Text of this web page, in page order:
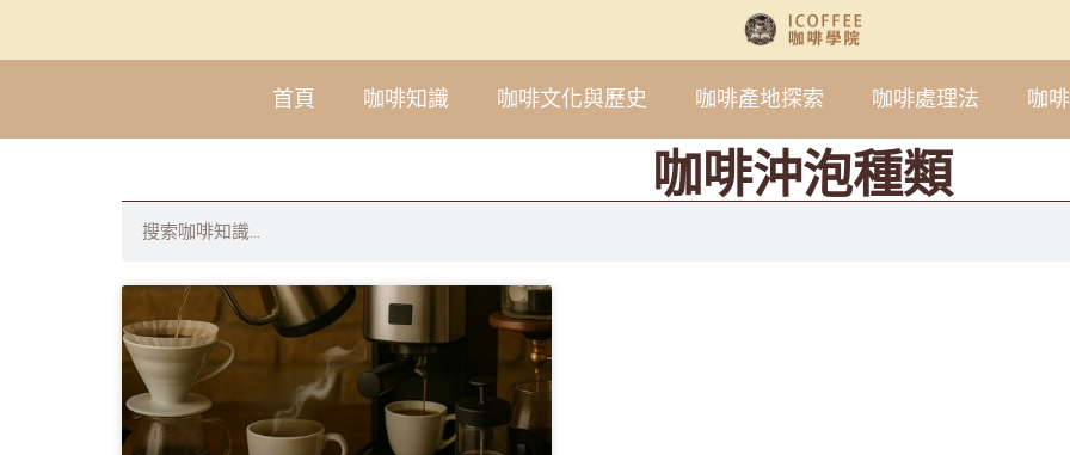
首頁 咖啡知識 咖啡文化與歷史 咖啡產地探索 咖啡處理法 咖
咖啡沖泡種類